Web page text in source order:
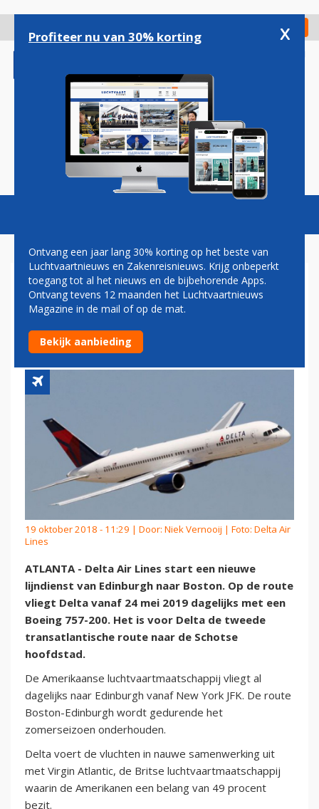
gaan
Check in
Magazine Podcasts Vacatures
DELTA OPENT LIJNDIENST
VAN BOSTON NAAR
EDINBURGH
19 oktober 2018 - 11:29 | Door: Niek Vernooij | Foto: Delta Air
Lines
ATLANTA - Delta Air Lines start een nieuwe
lijndienst van Edinburgh naar Boston. Op de route
vliegt Delta vanaf 24 mei 2019 dagelijks met een
Boeing 757-200. Het is voor Delta de tweede
transatlantische route naar de Schotse
hoofdstad.
De Amerikaanse luchtvaartmaatschappij vliegt al
dagelijks naar Edinburgh vanaf New York JFK. De route
Boston-Edinburgh wordt gedurende het
zomerseizoen onderhouden.
Delta voert de vluchten in nauwe samenwerking uit
met Virgin Atlantic, de Britse luchtvaartmaatschappij
waarin de Amerikanen een belang van 49 procent
bezit.
Profiteer nu van 30% korting x
Ontvang een jaar lang 30% korting op het beste van
Luchtvaartnieuws en Zakenreisnieuws. Krijg onbeperkt
toegang tot al het nieuws en de bijbehorende Apps.
Ontvang tevens 12 maanden het Luchtvaartnieuws
Magazine in de mail of op de mat.
Bekijk aanbieding